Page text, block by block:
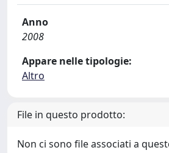
Anno
2008
Appare nelle tipologie:
Altro
File in questo prodotto:
Non ci sono file associati a